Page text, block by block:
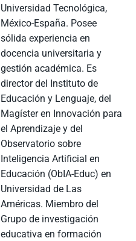
Universidad Tecnológica,
México-España. Posee
sólida experiencia en
docencia universitaria y
gestión académica. Es
director del Instituto de
Educación y Lenguaje, del
Magíster en Innovación para
el Aprendizaje y del
Observatorio sobre
Inteligencia Artificial en
Educación (ObIA-Educ) en
Universidad de Las
Américas. Miembro del
Grupo de investigación
educativa en formación